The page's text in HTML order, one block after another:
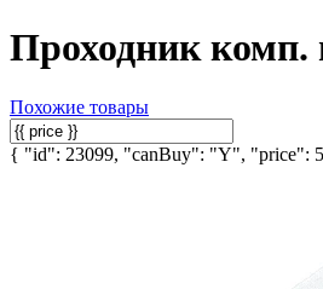
Проходник комп.
Похожие товары
{ "id": 23099, "canBuy": "Y", "price":